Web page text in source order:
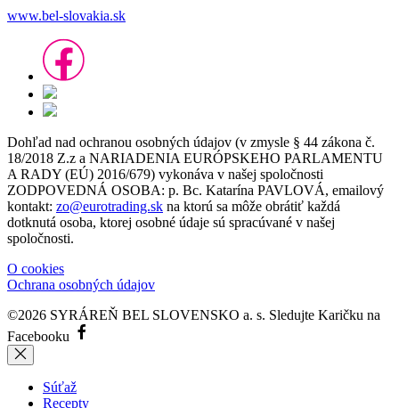
www.bel-slovakia.sk
Dohľad nad ochranou osobných údajov (v zmysle § 44 zákona č.
18/2018 Z.z a NARIADENIA EURÓPSKEHO PARLAMENTU
A RADY (EÚ) 2016/679) vykonáva v našej spoločnosti
ZODPOVEDNÁ OSOBA: p. Bc. Katarína PAVLOVÁ, emailový
kontakt: zo@eurotrading.sk na ktorú sa môže obrátiť každá
dotknutá osoba, ktorej osobné údaje sú spracúvané v našej
spoločnosti.
O cookies
Ochrana osobných údajov
©2026 SYRÁREŇ BEL SLOVENSKO a. s. Sledujte Karičku na
Facebooku
Súťaž
Recepty